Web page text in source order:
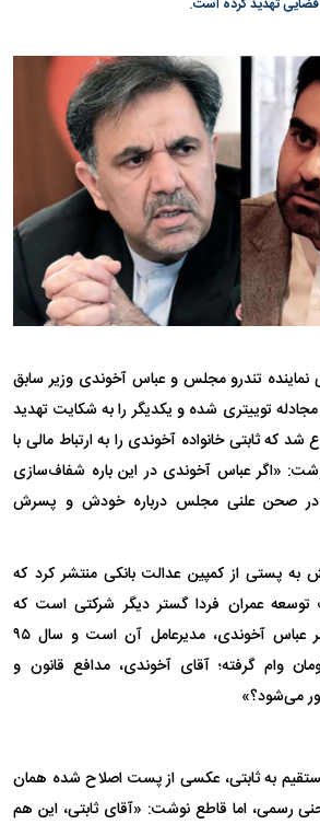
نماینده تندرو مجلس و عباس آخوندی وزیر سابق
توییتری شده و یکدیگر را به شکایت تهدید
شد که ثابتی خانواده آخوندی را به ارتباط مالی با
«اگر عباس آخوندی در این باره شفاف‌سازی
در صحن علنی مجلس درباره خودش و پسرش
به پستی از کمپین عدالت بانکی منتشر کرد که
عمران فردا گستر دیگر شرکتی است که
محمدمهدی آخوندی، پسر عباس آخوندی، مدیرعامل آن است و سال ۹۵
وام گرفته؛ آقای آخوندی، مدافع قانون و
می‌شود؟»
به ثابتی، عکسی از پست اصلاح شده همان
رسمی، اما قاطع نوشت: «آقای ثابتی، این هم